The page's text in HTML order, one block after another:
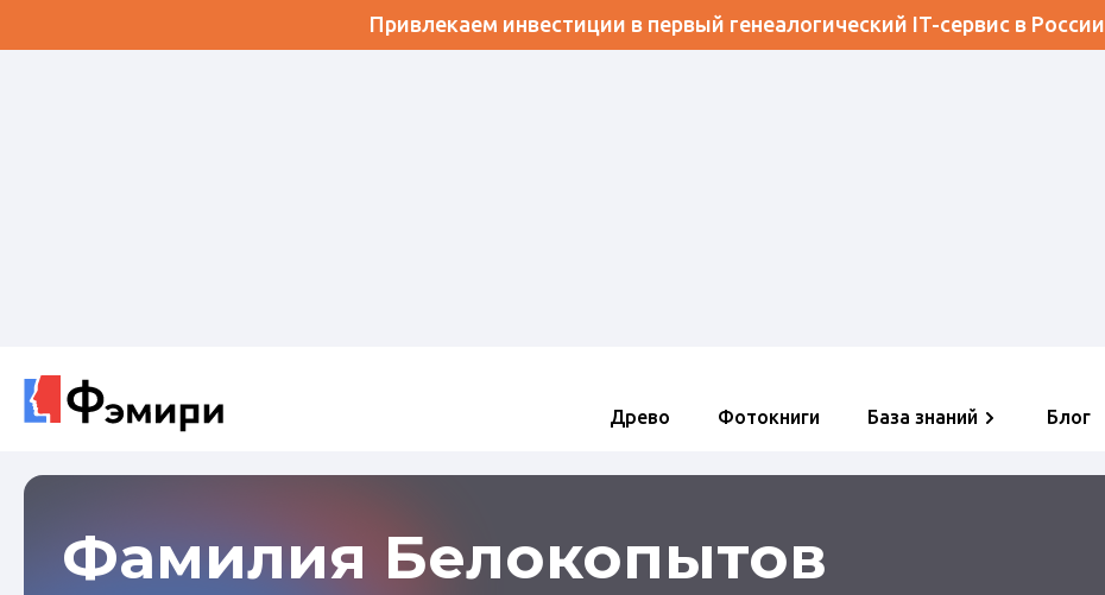
Привлекаем инвестиции в первый генеалогический IT-сервис в России
Древо Фотокниги База знаний Блог
Фамилия Белокопытов